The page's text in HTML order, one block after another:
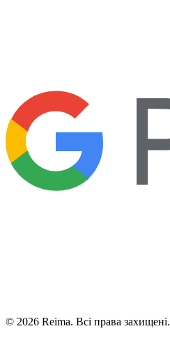
© 2026 Reima. Всі права захищені.